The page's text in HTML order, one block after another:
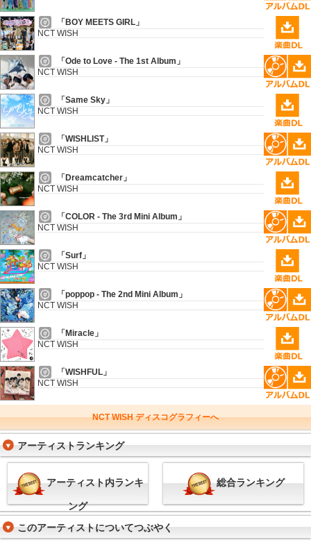
「BOY MEETS GIRL」
NCT WISH
「Ode to Love - The 1st Album」
NCT WISH
「Same Sky」
NCT WISH
「WISHLIST」
NCT WISH
「Dreamcatcher」
NCT WISH
「COLOR - The 3rd Mini Album」
NCT WISH
「Surf」
NCT WISH
「poppop - The 2nd Mini Album」
NCT WISH
「Miracle」
NCT WISH
「WISHFUL」
NCT WISH
NCT WISH ディスコグラフィーへ
アーティストランキング
アーティスト内ランキ
ング
総合ランキング
このアーティストについてつぶやく